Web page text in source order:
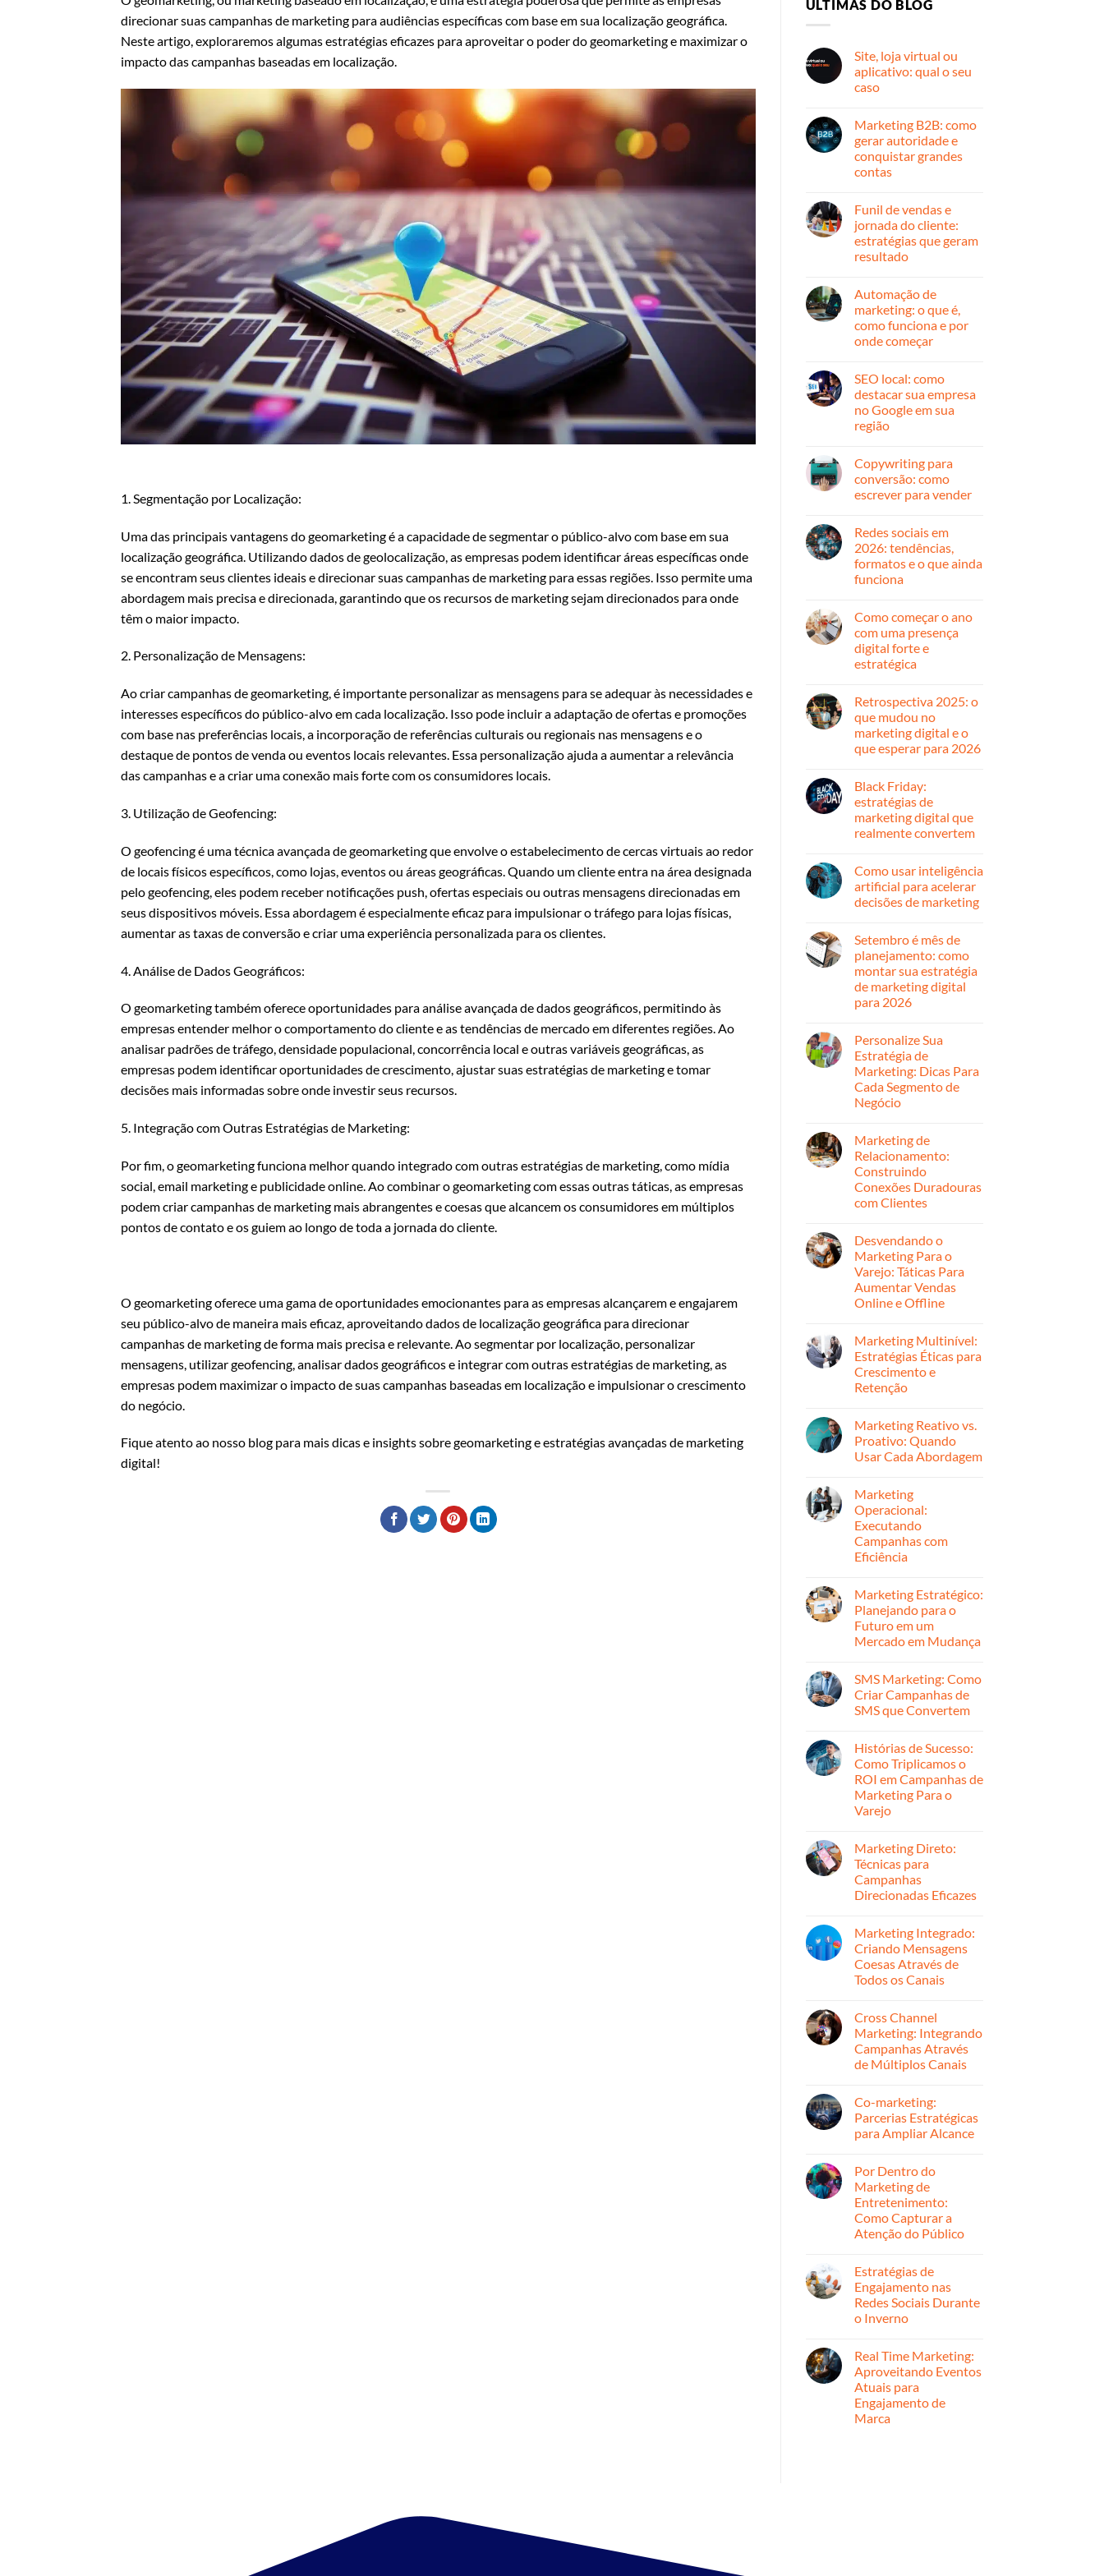
direcionar suas campanhas de marketing para audiências específicas com base em sua localização geográfica.
Neste artigo, exploraremos algumas estratégias eficazes para aproveitar o poder do geomarketing e maximizar o
impacto das campanhas baseadas em localização.
1. Segmentação por Localização:
Uma das principais vantagens do geomarketing é a capacidade de segmentar o público-alvo com base em sua
localização geográfica. Utilizando dados de geolocalização, as empresas podem identificar áreas específicas onde
se encontram seus clientes ideais e direcionar suas campanhas de marketing para essas regiões. Isso permite uma
abordagem mais precisa e direcionada, garantindo que os recursos de marketing sejam direcionados para onde
têm o maior impacto.
2. Personalização de Mensagens:
Ao criar campanhas de geomarketing, é importante personalizar as mensagens para se adequar às necessidades e
interesses específicos do público-alvo em cada localização. Isso pode incluir a adaptação de ofertas e promoções
com base nas preferências locais, a incorporação de referências culturais ou regionais nas mensagens e o
destaque de pontos de venda ou eventos locais relevantes. Essa personalização ajuda a aumentar a relevância
das campanhas e a criar uma conexão mais forte com os consumidores locais.
3. Utilização de Geofencing:
O geofencing é uma técnica avançada de geomarketing que envolve o estabelecimento de cercas virtuais ao redor
de locais físicos específicos, como lojas, eventos ou áreas geográficas. Quando um cliente entra na área designada
pelo geofencing, eles podem receber notificações push, ofertas especiais ou outras mensagens direcionadas em
seus dispositivos móveis. Essa abordagem é especialmente eficaz para impulsionar o tráfego para lojas físicas,
aumentar as taxas de conversão e criar uma experiência personalizada para os clientes.
4. Análise de Dados Geográficos:
O geomarketing também oferece oportunidades para análise avançada de dados geográficos, permitindo às
empresas entender melhor o comportamento do cliente e as tendências de mercado em diferentes regiões. Ao
analisar padrões de tráfego, densidade populacional, concorrência local e outras variáveis ​​geográficas, as
empresas podem identificar oportunidades de crescimento, ajustar suas estratégias de marketing e tomar
decisões mais informadas sobre onde investir seus recursos.
5. Integração com Outras Estratégias de Marketing:
Por fim, o geomarketing funciona melhor quando integrado com outras estratégias de marketing, como mídia
social, email marketing e publicidade online. Ao combinar o geomarketing com essas outras táticas, as empresas
podem criar campanhas de marketing mais abrangentes e coesas que alcancem os consumidores em múltiplos
pontos de contato e os guiem ao longo de toda a jornada do cliente.
O geomarketing oferece uma gama de oportunidades emocionantes para as empresas alcançarem e engajarem
seu público-alvo de maneira mais eficaz, aproveitando dados de localização geográfica para direcionar
campanhas de marketing de forma mais precisa e relevante. Ao segmentar por localização, personalizar
mensagens, utilizar geofencing, analisar dados geográficos e integrar com outras estratégias de marketing, as
empresas podem maximizar o impacto de suas campanhas baseadas em localização e impulsionar o crescimento
do negócio.
Fique atento ao nosso blog para mais dicas e insights sobre geomarketing e estratégias avançadas de marketing
digital!
ULTIMAS DO BLOG
Site, loja virtual ou
aplicativo: qual o seu
caso
em
loja
virtual
aplicativo:
seu
caso
Marketing B2B: como
gerar autoridade e
conquistar grandes
contas
em
Marketing
B2B:
como
autoridade
grandes
contas
Funil de vendas e
jornada do cliente:
estratégias que geram
resultado
em
de
vendas
jornada
estratégias
que
geram
resultado
Automação de
marketing: o que é,
como funciona e por
onde começar
em
Automação
de
marketing:
que
funciona
por
onde
SEO local: como
destacar sua empresa
no Google em sua
região
em
local:
como
empresa
no
Google
em
sua
região
Copywriting para
conversão: como
escrever para vender
em
Copywriting
para
conversão:
como
escrever
Redes sociais em
2026: tendências,
formatos e o que ainda
funciona
em
sociais
em
2026:
tendências,
o
ainda
funciona
Como começar o ano
com uma presença
digital forte e
estratégica
em
começar
o
com
digital
forte
e
estratégica
Retrospectiva 2025: o
que mudou no
marketing digital e o
que esperar para 2026
em
Retrospectiva
2025:
o
mudou
digital
o
que
2026
Black Friday:
estratégias de
marketing digital que
realmente convertem
em
Black
Friday:
estratégias
digital
que
realmente
convertem
Como usar inteligência
artificial para acelerar
decisões de marketing
em
Como
usar
inteligência
artificial
para
acelerar
marketing
Setembro é mês de
planejamento: como
montar sua estratégia
de marketing digital
para 2026
em
Setembro
é
mês
de
planejamento:
como
estratégia
de
marketing
digital
para
2026
Personalize Sua
Estratégia de
Marketing: Dicas Para
Cada Segmento de
Negócio
em
Personalize
Sua
Estratégia
de
Marketing:
Dicas
Segmento
de
Negócio
Marketing de
Relacionamento:
Construindo
Conexões Duradouras
com Clientes
em
Marketing
de
Relacionamento:
Construindo
Conexões
Duradouras
Desvendando o
Marketing Para o
Varejo: Táticas Para
Aumentar Vendas
Online e Offline
em
Desvendando
o
Marketing
Para
o
Para
Aumentar
Vendas
Online
Marketing Multinível:
Estratégias Éticas para
Crescimento e
Retenção
em
Marketing
Multinível:
Estratégias
Crescimento
e
Retenção
Marketing Reativo vs.
Proativo: Quando
Usar Cada Abordagem
em
Marketing
Reativo
vs.
Proativo:
Quando
Usar
Marketing
Operacional:
Executando
Campanhas com
Eficiência
em
Marketing
Operacional:
Executando
Campanhas
com
Marketing Estratégico:
Planejando para o
Futuro em um
Mercado em Mudança
em
Marketing
Estratégico:
Planejando
Futuro
em
um
Mercado
em
Mudança
SMS Marketing: Como
Criar Campanhas de
SMS que Convertem
em
SMS
Marketing:
Como
Criar
Campanhas
de
Convertem
Histórias de Sucesso:
Como Triplicamos o
ROI em Campanhas de
Marketing Para o
Varejo
em
Histórias
de
Sucesso:
Como
Triplicamos
em
Campanhas
de
Marketing
Para
Marketing Direto:
Técnicas para
Campanhas
Direcionadas Eficazes
em
Marketing
Direto:
Técnicas
para
Campanhas
Marketing Integrado:
Criando Mensagens
Coesas Através de
Todos os Canais
em
Marketing
Integrado:
Criando
Mensagens
Coesas
Todos
os
Canais
Cross Channel
Marketing: Integrando
Campanhas Através
de Múltiplos Canais
em
Cross
Channel
Marketing:
Integrando
Através
de
Múltiplos
Canais
Co-marketing:
Parcerias Estratégicas
para Ampliar Alcance
em
Co-
marketing:
Parcerias
Estratégicas
para
Ampliar
Por Dentro do
Marketing de
Entretenimento:
Como Capturar a
Atenção do Público
em
Por
Dentro
do
Marketing
de
Capturar
Atenção
do
Público
Estratégias de
Engajamento nas
Redes Sociais Durante
o Inverno
em
Estratégias
de
Engajamento
nas
Redes
Sociais
Real Time Marketing:
Aproveitando Eventos
Atuais para
Engajamento de
Marca